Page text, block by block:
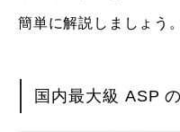
簡単に解説しましょう。
国内最大級 ASP